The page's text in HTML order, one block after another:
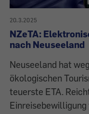
20.3.2025
NZeTA:
nach Neuseeland
Neuseeland hat
ökologischen
teuerste ETA.
Einreisebewilligung